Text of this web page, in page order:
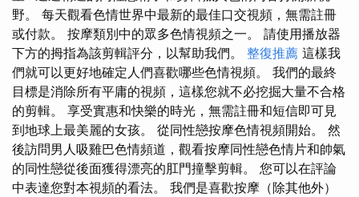
野。 每天觀看色情世界中最新的最佳口交視頻，無需註冊
或付款。 按摩類別中的眾多色情視頻之一。 請使用播放器
下方的拇指為該剪輯評分，以幫助我們。 整復推薦 這樣我
們就可以更好地確定人們喜歡哪些色情視頻。 我們的最終
目標是消除所有平庸的視頻，這樣您就不必挖掘大量不合格
的剪輯。 享受實惠和快樂的時光，無需註冊和短信即可見
到地球上最美麗的女孩。 從同性戀按摩色情視頻開始。 然
後訪問男人吸雞巴色情頻道，觀看按摩同性戀色情片和帥氣
的同性戀從後面獲得漂亮的肛門撞擊剪輯。 您可以在評論
中表達您對本視頻的看法。 我們是喜歡按摩（除其他外）